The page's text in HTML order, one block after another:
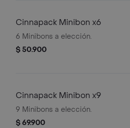
Cinnapack Minibon x6
6 Minibons a elección.
$ 50.900
Cinnapack Minibon x9
9 Minibons a elección.
$ 69.900